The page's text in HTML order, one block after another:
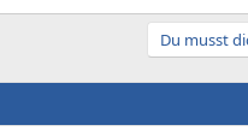
Du musst